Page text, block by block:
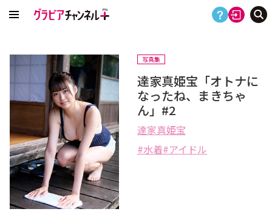
写真集
達家真姫宝「オトナに
なったね、まきちゃ
ん」#2
達家真姫宝
水着 アイドル